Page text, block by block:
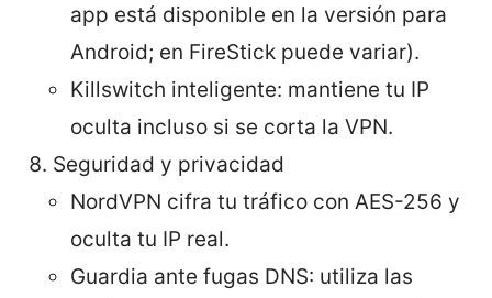
app está disponible en la versión para
Android; en FireStick puede variar).
Killswitch inteligente: mantiene tu IP
oculta incluso si se corta la VPN.
Seguridad y privacidad
NordVPN cifra tu tráfico con AES-256 y
oculta tu IP real.
Guardia ante fugas DNS: utiliza las